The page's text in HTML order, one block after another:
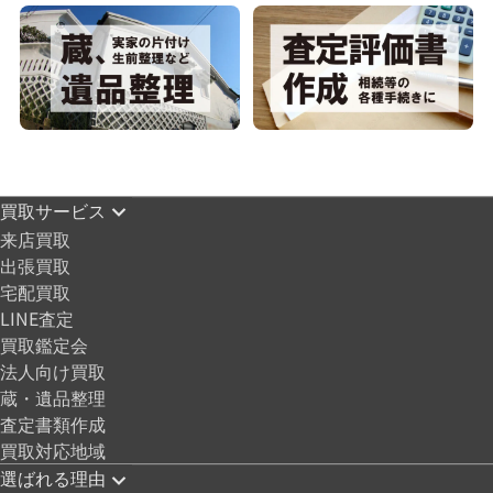
買取サービス
来店買取
出張買取
宅配買取
LINE査定
買取鑑定会
法人向け買取
蔵・遺品整理
査定書類作成
買取対応地域
選ばれる理由